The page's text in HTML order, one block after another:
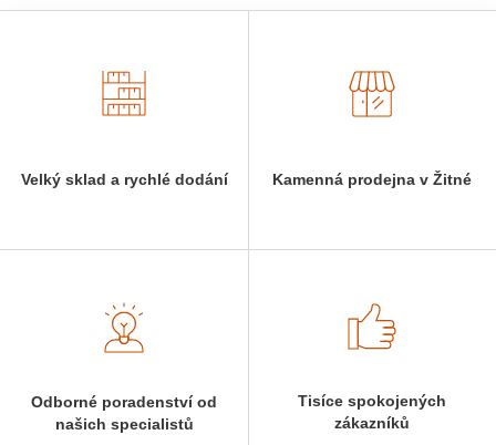
Velký sklad a rychlé dodání Kamenná prodejna v Žitné
Odborné poradenství od
našich specialistů
Tisíce spokojených
zákazníků